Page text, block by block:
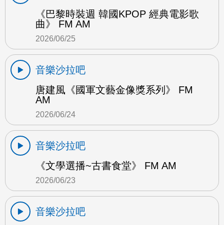
《巴黎時裝週 韓國KPOP 經典電影歌
曲》 FM AM
2026/06/25
音樂沙拉吧
唐建風《國軍文藝金像獎系列》 FM
AM
2026/06/24
音樂沙拉吧
《文學選播~古書食堂》 FM AM
2026/06/23
音樂沙拉吧